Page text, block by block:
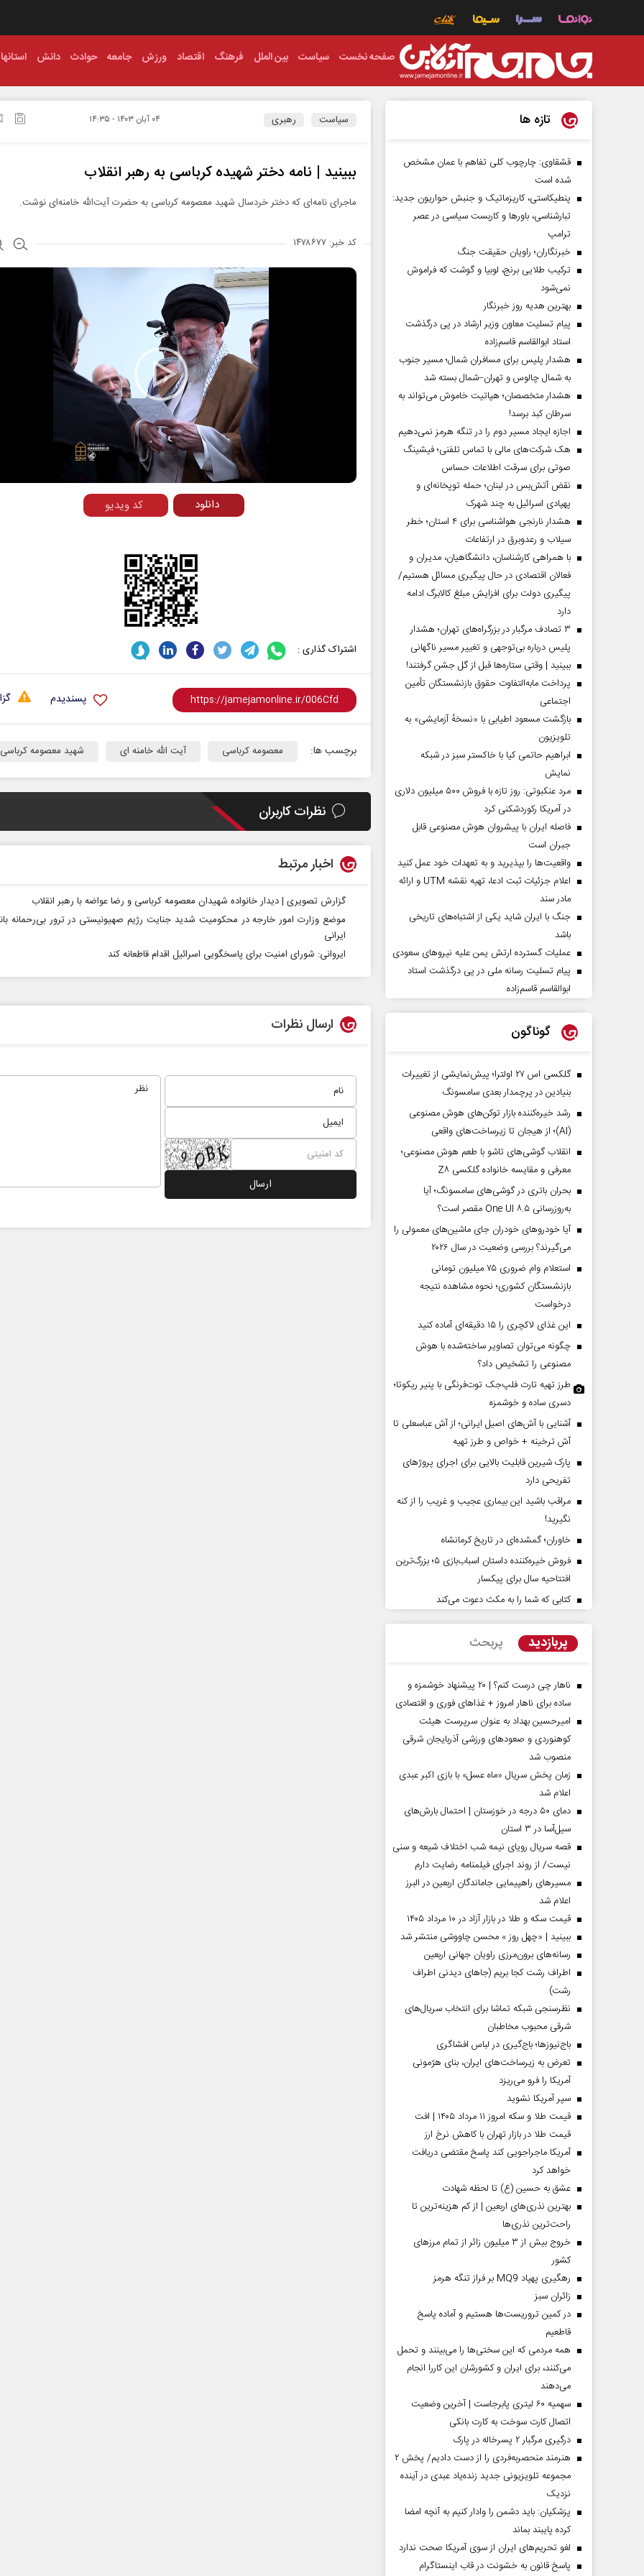
صفحه نخست سیاست بین الملل فرهنگ اقتصاد ورزش جامعه حوادث دانش استانها
سیاست رهبری ۰۴ آبان ۱۴۰۳ - ۱۴:۳۵
ببینید | نامه دختر شهیده کرباسی به رهبر انقلاب
ماجرای نامه‌ای که دختر خردسال شهید معصومه کرباسی به حضرت آیت‌الله خامنه‌ای نوشت.
کد خبر: ۱۴۷۸۶۷۷
Play
Video
کد ویدیو دانلود
اشتراک گذاری :
پسندیدم
برچسب ها: معصومه کرباسی آیت الله خامنه ای شهید معصومه کرباسی
نظرات کاربران
اخبار مرتبط
گزارش تصویری | دیدار خانواده شهیدان معصومه کرباسی و رضا عواضه با رهبر انقلاب
موضع وزارت امور خارجه در محکومیت شدید جنایت رژیم صهیونیستی در ترور بی‌رحمانه
ایرانی
ایروانی: شورای امنیت برای پاسخگویی اسرائیل اقدام قاطعانه کند
ارسال نظرات
تازه ها
قشقاوی: چارچوب کلی تفاهم با عمان مشخص
شده است
پنطیکاستی، کاریزماتیک و جنبش حواریون جدید:
تبارشناسی، باور‌ها و کاربست سیاسی در عصر
ترامپ
خبرنگاران؛ راویان حقیقت جنگ
ترکیب طلایی برنج، لوبیا و گوشت که فراموش
نمی‌شود
بهترین هدیه روز خبرنگار
پیام تسلیت معاون وزیر ارشاد در پی درگذشت
استاد ابوالقاسم قاسم‌زاده
هشدار پلیس برای مسافران شمال؛ مسیر جنوب
به شمال چالوس و تهران–شمال بسته شد
هشدار متخصصان؛ هپاتیت خاموش می‌تواند به
سرطان کبد برسد!
اجازه ایجاد مسیر دوم را در تنگه هرمز نمی‌دهیم
هک شرکت‌های مالی با تماس تلفنی؛ فیشینگ
صوتی برای سرقت اطلاعات حساس
نقض آتش‌بس در لبنان؛ حمله توپخانه‌ای و
پهپادی اسرائیل به چند شهرک
هشدار نارنجی هواشناسی برای ۴ استان؛ خطر
سیلاب و رعدوبرق در ارتفاعات
با همراهی کارشناسان، دانشگاهیان، مدیران و
فعالان اقتصادی در حال پیگیری مسائل هستیم/
پیگیری دولت برای افزایش مبلغ کالابرگ ادامه
دارد
۳ تصادف مرگبار در بزرگراه‌های تهران؛ هشدار
پلیس درباره بی‌توجهی و تغییر مسیر ناگهانی
ببینید | وقتی ستاره‌ها قبل از گل جشن گرفتند!
پرداخت مابه‌التفاوت حقوق بازنشستگان تأمین
اجتماعی
بازگشت مسعود اطیابی با «نسخهٔ آزمایشی» به
تلویزیون
ابراهیم حاتمی کیا با خاکستر سبز در شبکه
نمایش
مرد عنکبوتی: روز تازه با فروش ۵۰۰ میلیون دلاری
در آمریکا رکوردشکنی کرد
فاصله ایران با پیشرو‌ان هوش مصنوعی قابل
جبران است
واقعیت‌ها را بپذیرید و به تعهدات خود عمل کنید
اعلام جزئیات ثبت ادعا، تهیه نقشه UTM و ارائه
مادر سند
جنگ با ایران شاید یکی از اشتباه‌های تاریخی
باشد
عملیات گسترده ارتش یمن علیه نیروهای سعودی
پیام تسلیت رسانه ملی در پی درگذشت استاد
ابوالقاسم قاسم‌زاده
گوناگون
گلکسی اس ۲۷ اولترا؛ پیش‌نمایشی از تغییرات
بنیادین در پرچمدار بعدی سامسونگ
رشد خیره‌کننده بازار توکن‌های هوش مصنوعی
(AI)؛ از هیجان تا زیرساخت‌های واقعی
انقلاب گوشی‌های تاشو‌ با طعم هوش مصنوعی؛
معرفی و مقایسه خانواده گلکسی Z۸
بحران باتری در گوشی‌های سامسونگ؛ آیا
به‌روزرسانی One UI ۸.۵ مقصر است؟
آیا خودروهای خودران جای ماشین‌های معمولی را
می‌گیرند؟ بررسی وضعیت در سال ۲۰۲۶
استعلام وام ضروری ۷۵ میلیون تومانی
بازنشستگان کشوری؛ نحوه مشاهده نتیجه
درخواست
این غذای لاکچری را ۱۵ دقیقه‌ای آماده کنید
چگونه می‌توان تصاویر ساخته‌شده با هوش
مصنوعی را تشخیص داد؟
طرز تهیه تارت فلپ‌جک توت‌فرنگی با پنیر ریکوتا؛
دسری ساده و خوشمزه
آشنایی با آش‌های اصیل ایرانی؛ از آش عباسعلی تا
آش ترخینه + خواص و طرز تهیه
پارک شیرین قابلیت‌ بالایی برای اجرای پروژهای
تفریحی دارد
مراقب باشید این بیماری عجیب و غریب را از کنه
نگیرید!
خاوران؛ گمشده‌ای در تاریخ کرمانشاه
فروش خیره‌کننده داستان اسباب‌بازی ۵؛ بزرگ‌ترین
افتتاحیه سال برای پیکسار
کتابی که شما را به مکث دعوت می‌کند
پربازدید پربحث
ناهار چی درست کنم؟ | ۲۰ پیشنهاد خوشمزه و
ساده برای ناهار امروز + غذاهای فوری و اقتصادی
امیرحسین بهداد به عنوان سرپرست هیئت
کوهنوردی و صعودهای ورزشی آذربایجان شرقی
منصوب شد
زمان پخش سریال «ماه عسل» با بازی اکبر عبدی
اعلام شد
دمای ۵۰ درجه در خوزستان | احتمال بارش‌های
سیل‌آسا در ۳ استان
قصه سریال رویای نیمه شب اختلاف شیعه و سنی
نیست/ از روند اجرای فیلمنامه رضایت دارم
مسیر‌های راهپیمایی جاماندگان اربعین در البرز
اعلام شد
قیمت سکه و طلا در بازار آزاد در ۱۰ مرداد ۱۴۰۵
ببینید | «چهل روز » محسن چاووشی منتشر شد
رسانه‌های برون‌مرزی راویان جهانی اربعین
اطراف رشت کجا بریم (جاهای دیدنی اطراف
رشت)
نظرسنجی شبکه تماشا برای انتخاب سریال‌های
شرقی محبوب مخاطبان
باج‌نیوزها؛ باج‌گیری در لباس افشاگری
تعرض به زیرساخت‌های ایران، بنای هژمونی
آمریکا را فرو می‌ریزد
سپر آمریکا نشوید
قیمت طلا و سکه امروز ۱۱ مرداد ۱۴۰۵ | افت
قیمت طلا در بازار تهران با کاهش نرخ ارز
آمریکا ماجراجویی کند پاسخ مقتضی دریافت
خواهد کرد
عشق به حسین (ع) تا لحظه شهادت
بهترین نذری‌های اربعین | از کم هزینه‌ترین تا
راحت‌ترین نذری‌ها
خروج بیش از ۳ میلیون زائر از تمام مرز‌های
کشور
رهگیری پهپاد MQ9 بر فراز تنگه هرمز
‌زائران سبز
در کمین تروریست‌ها هستیم و آماده پاسخ
قاطعیم
همه مردمی که این سختی‌ها را می‌بینند و تحمل
می‌کنند، برای ایران و کشورشان این کاررا انجام
می‌دهند
سهمیه ۶۰ لیتری پابرجاست | آخرین وضعیت
اتصال کارت سوخت به کارت بانکی
درگیری مرگبار ۲ پسرخاله در پارک
هنرمند منحصر‌به‌فردی را از دست دادیم/ پخش ۲
مجموعه تلویزیونی جدید زنده‌یاد عبدی در آینده
نزدیک
پزشکیان: باید دشمن را وادار کنیم به آنچه امضا
کرده پایبند بماند
لغو تحریم‌های ایران از سوی آمریکا صحت ندارد
پاسخ قانون به خشونت در قاب اینستاگرام
تهدیدات کوتاه‏‌مدت و
اربعین نماد مقاومت در برابر
مجلس
صفحات نخست روزنامه ها‌ی‌سه‌شنبه ۶ مردادماه